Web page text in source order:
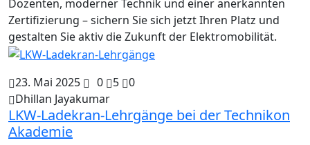
Dozenten, moderner Technik und einer anerkannten
Zertifizierung – sichern Sie sich jetzt Ihren Platz und
gestalten Sie aktiv die Zukunft der Elektromobilität.
23. Mai 2025 0 5
0
Dhillan Jayakumar
LKW-Ladekran-Lehrgänge bei der Technikon
Akademie